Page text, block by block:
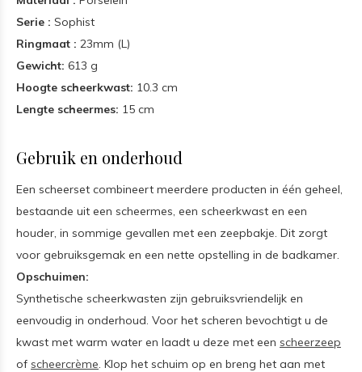
Serie : Sophist
Ringmaat : 23mm (L)
Gewicht: 613 g
Hoogte scheerkwast: 10.3 cm
Lengte scheermes: 15 cm
Gebruik en onderhoud
Een scheerset combineert meerdere producten in één geheel,
bestaande uit een scheermes, een scheerkwast en een
houder, in sommige gevallen met een zeepbakje. Dit zorgt
voor gebruiksgemak en een nette opstelling in de badkamer.
Opschuimen:
Synthetische scheerkwasten zijn gebruiksvriendelijk en
eenvoudig in onderhoud. Voor het scheren bevochtigt u de
kwast met warm water en laadt u deze met een scheerzeep
of scheercrème. Klop het schuim op en breng het aan met